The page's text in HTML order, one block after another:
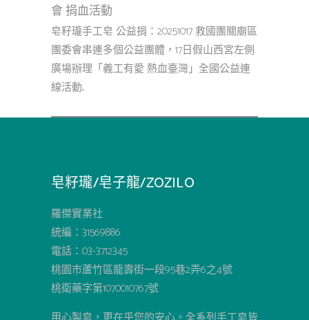
會 捐血活動
皂籽瓏手工皂 公益捐：20251017 救國團關廟區
團委會串連多個公益團體，17日假山西宮左側
廣場辦理「義工有愛 熱血臺灣」全國公益連
線活動...
皂籽瓏/皂子龍/ZOZILO
羅傑實業社
統編：31569886
電話：03-3712345
桃園市蘆竹區龍壽街一段95巷2弄6之4號
桃衛藥字第1070010767號